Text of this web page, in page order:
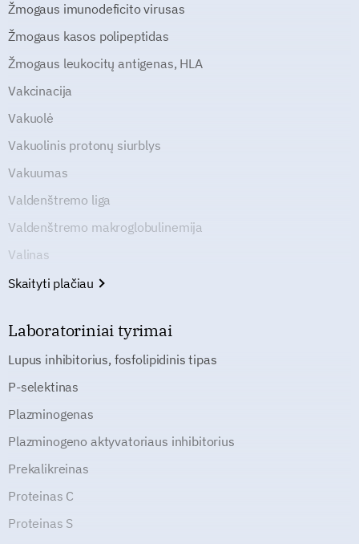
Žmogaus imunodeficito virusas
Žmogaus kasos polipeptidas
Žmogaus leukocitų antigenas, HLA
Vakcinacija
Vakuolė
Vakuolinis protonų siurblys
Vakuumas
Valdenštremo liga
Valdenštremo makroglobulinemija
Valinas
Skaityti plačiau
Laboratoriniai tyrimai
Lupus inhibitorius, fosfolipidinis tipas
P-selektinas
Plazminogenas
Plazminogeno aktyvatoriaus inhibitorius
Prekalikreinas
Proteinas C
Proteinas S